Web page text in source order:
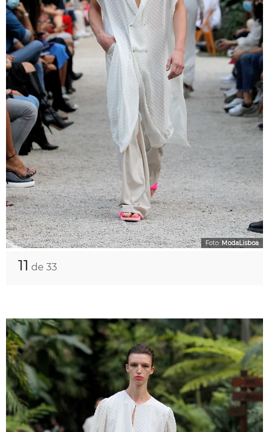
Foto:ModaLisboa
11 de 33